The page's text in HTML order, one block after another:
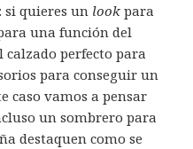
si quieres un look para
una función del
calzado perfecto para
para conseguir un
caso vamos a pensar
un sombrero para
destaquen como se